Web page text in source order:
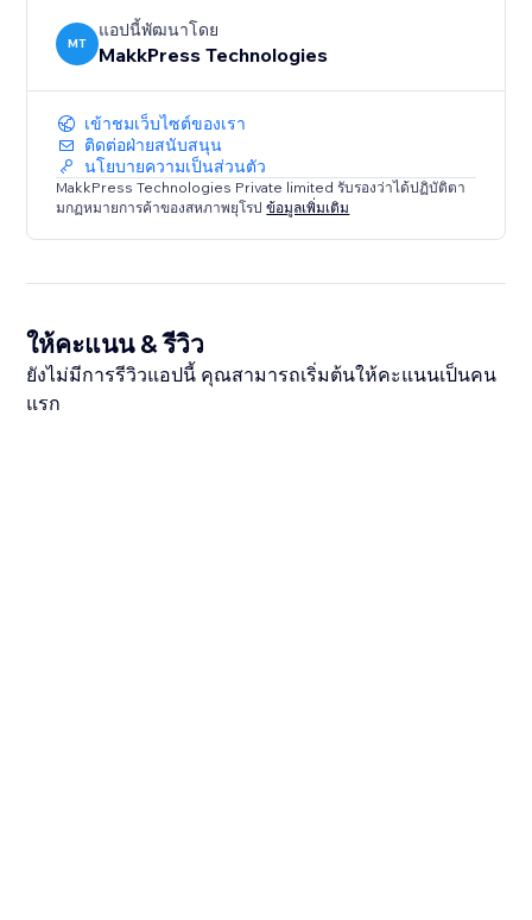
MT
แอปนี้พัฒนาโดย
MakkPress Technologies
เข้าชมเว็บไซต์ของเรา
ติดต่อฝ่ายสนับสนุน
นโยบายความเป็นส่วนตัว
MakkPress Technologies Private limited รับรองว่าได้ปฏิบัติตา
มกฏหมายการค้าของสหภาพยุโรปข้อมูลเพิ่มเติม
ให้คะแนน & รีวิว
ยังไม่มีการรีวิวแอปนี้ คุณสามารถเริ่มต้นให้คะแนนเป็นคน
แรก